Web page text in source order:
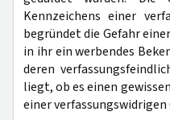
Kennzeichens einer
begründet die Gefahr
in ihr ein werbendes
deren
liegt, ob es einen
einer